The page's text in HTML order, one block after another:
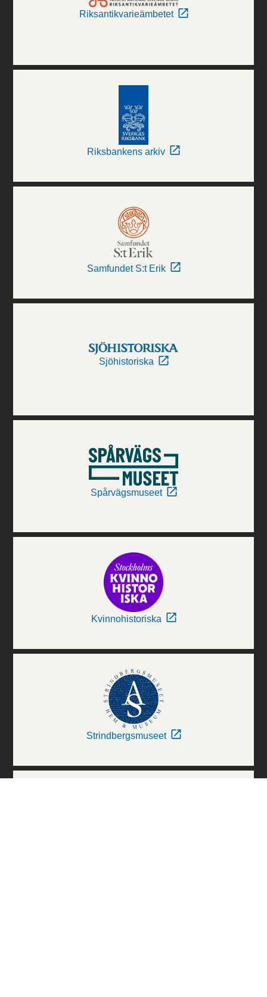
Riksantikvarieämbetet
Riksbankens arkiv
Samfundet S:t Erik
Sjöhistoriska
Spårvägsmuseet
Kvinnohistoriska
Strindbergsmuseet